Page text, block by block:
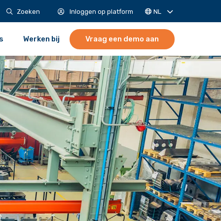
Zoeken Inloggen op platform NL
Werken bij Vraag een demo aan